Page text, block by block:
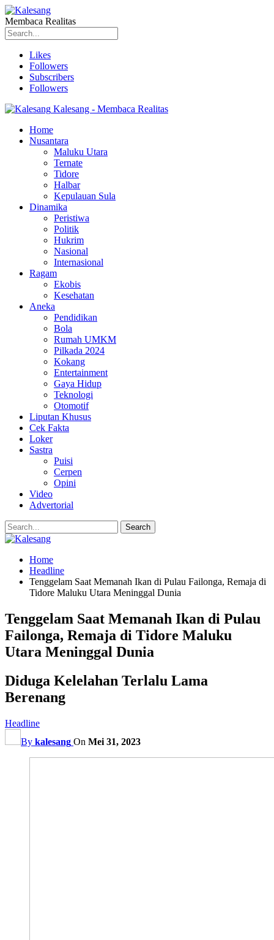
Membaca Realitas
Likes
Followers
Subscribers
Followers
Kalesang - Membaca Realitas
Home
Nusantara
Maluku Utara
Ternate
Tidore
Halbar
Kepulauan Sula
Dinamika
Peristiwa
Politik
Hukrim
Nasional
Internasional
Ragam
Ekobis
Kesehatan
Aneka
Pendidikan
Bola
Rumah UMKM
Pilkada 2024
Kokang
Entertainment
Gaya Hidup
Teknologi
Otomotif
Liputan Khusus
Cek Fakta
Loker
Sastra
Puisi
Cerpen
Opini
Video
Advertorial
Home
Headline
Tenggelam Saat Memanah Ikan di Pulau Failonga, Remaja di
Tidore Maluku Utara Meninggal Dunia
Tenggelam Saat Memanah Ikan di Pulau
Failonga, Remaja di Tidore Maluku
Utara Meninggal Dunia
Diduga Kelelahan Terlalu Lama
Berenang
Headline
By kalesang On Mei 31, 2023